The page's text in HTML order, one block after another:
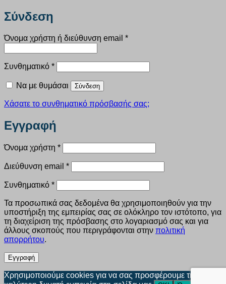
Σύνδεση
Όνομα χρήστη ή διεύθυνση email *Απαιτείται
Συνθηματικό *Απαιτείται
Να με θυμάσαι Σύνδεση
Χάσατε το συνθηματικό πρόσβασής σας;
Εγγραφή
Όνομα χρήστη *Απαιτείται
Διεύθυνση email *Απαιτείται
Συνθηματικό *Απαιτείται
Τα προσωπικά σας δεδομένα θα χρησιμοποιηθούν για την
υποστήριξη της εμπειρίας σας σε ολόκληρο τον ιστότοπο, για
τη διαχείριση της πρόσβασης στο λογαριασμό σας και για
άλλους σκοπούς που περιγράφονται στην πολιτική
απορρήτου.
Εγγραφή
Χρησιμοποιούμε cookies για να σας προσφέρουμε την